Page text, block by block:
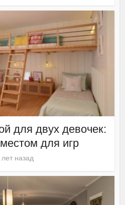
для двух девочек:
для игр
назад